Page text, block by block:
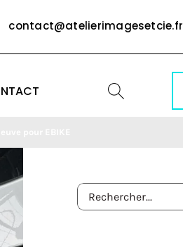
contact@atelierimagesetcie.fr
Rechercher: